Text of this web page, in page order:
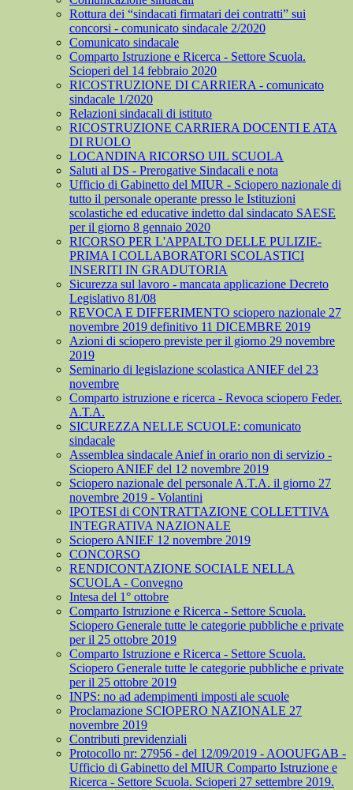
Rottura dei “sindacati firmatari dei contratti” sui
concorsi - comunicato sindacale 2/2020
Comunicato sindacale
Comparto Istruzione e Ricerca - Settore Scuola.
Scioperi del 14 febbraio 2020
RICOSTRUZIONE DI CARRIERA - comunicato
sindacale 1/2020
Relazioni sindacali di istituto
RICOSTRUZIONE CARRIERA DOCENTI E ATA
DI RUOLO
LOCANDINA RICORSO UIL SCUOLA
Saluti al DS - Prerogative Sindacali e nota
Ufficio di Gabinetto del MIUR - Sciopero nazionale di
tutto il personale operante presso le Istituzioni
scolastiche ed educative indetto dal sindacato SAESE
per il giorno 8 gennaio 2020
RICORSO PER L'APPALTO DELLE PULIZIE-
PRIMA I COLLABORATORI SCOLASTICI
INSERITI IN GRADUTORIA
Sicurezza sul lavoro - mancata applicazione Decreto
Legislativo 81/08
REVOCA E DIFFERIMENTO sciopero nazionale 27
novembre 2019 definitivo 11 DICEMBRE 2019
Azioni di sciopero previste per il giorno 29 novembre
2019
Seminario di legislazione scolastica ANIEF del 23
novembre
Comparto istruzione e ricerca - Revoca sciopero Feder.
A.T.A.
SICUREZZA NELLE SCUOLE: comunicato
sindacale
Assemblea sindacale Anief in orario non di servizio -
Sciopero ANIEF del 12 novembre 2019
Sciopero nazionale del personale A.T.A. il giorno 27
novembre 2019 - Volantini
IPOTESI di CONTRATTAZIONE COLLETTIVA
INTEGRATIVA NAZIONALE
Sciopero ANIEF 12 novembre 2019
CONCORSO
RENDICONTAZIONE SOCIALE NELLA
SCUOLA - Convegno
Intesa del 1° ottobre
Comparto Istruzione e Ricerca - Settore Scuola.
Sciopero Generale tutte le categorie pubbliche e private
per il 25 ottobre 2019
Comparto Istruzione e Ricerca - Settore Scuola.
Sciopero Generale tutte le categorie pubbliche e private
per il 25 ottobre 2019
INPS: no ad adempimenti imposti ale scuole
Proclamazione SCIOPERO NAZIONALE 27
novembre 2019
Contributi previdenziali
Protocollo nr: 27956 - del 12/09/2019 - AOOUFGAB -
Ufficio di Gabinetto del MIUR Comparto Istruzione e
Ricerca - Settore Scuola. Scioperi 27 settembre 2019.